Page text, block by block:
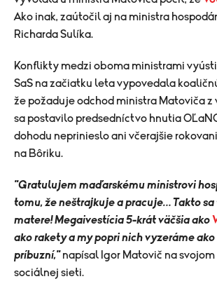
Ako inak, zaútočil aj na ministra
Richarda Sulíka.
Konflikty medzi oboma ministrami
SaS na začiatku leta vypovedala
že požaduje odchod ministra Matoviča z
sa postavilo predsedníctvo hnutia
dohodu neprinieslo ani včerajšie
na Bôriku.
"Gratulujem maďarskému ministrovi
tomu, že neštrajkuje a pracuje… Takto sa
matere! Megaivestícia 5-krát väčšia ako
ako rakety a my popri nich vyzeráme
príbuzní,"napísal Igor Matovič na
sociálnej sieti.